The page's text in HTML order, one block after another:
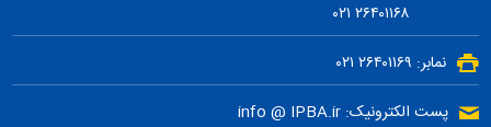
۲۶۴۰۱۱۶۸ ۰۲۱
نمابر: ۲۶۴۰۱۱۶۹ ۰۲۱
پست الکترونیک: info @ IPBA.ir